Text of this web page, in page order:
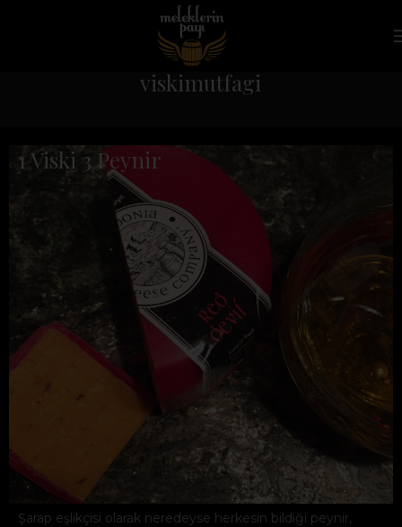
viskimutfagi
1 Viski 3 Peynir
Şarap eşlikçisi olarak neredeyse herkesin bildiği peynir,